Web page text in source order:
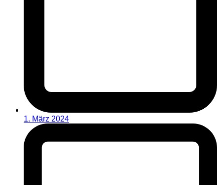
1. März 2024